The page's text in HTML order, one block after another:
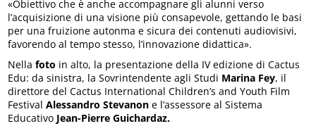
«Obiettivo che è anche accompagnare gli alunni verso
l’acquisizione di una visione più consapevole, gettando le basi
per una fruizione autonma e sicura dei contenuti audiovisivi,
favorendo al tempo stesso, l’innovazione didattica».
Nella foto in alto, la presentazione della IV edizione di Cactus
Edu: da sinistra, la Sovrintendente agli Studi Marina Fey, il
direttore del Cactus International Children’s and Youth Film
FestivalAlessandro Stevanon e l’assessore al Sistema
Educativo Jean-Pierre Guichardaz.